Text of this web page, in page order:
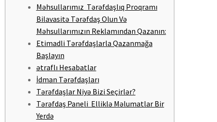
Məhsullarımız Tərəfdaşlıq Proqramı
Bilavasitə Tərəfdaş Olun Və
Məhsullarımızın Reklamından Qazanın:
Etimadli Tərəfdaşlarla Qazanmağa
Başlayın
ətraflı Hesabatlar
İdman Tərəfdaşları
Tərəfdaşlar Niyə Bizi Seçirlər?
Tərəfdaş Paneli Elliklə Məlumatlar Bir
Yerdə